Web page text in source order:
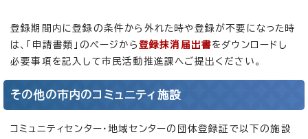
登録期間内に登録の条件から外れた時や登録が不要になった時
は、「申請書類」のページから 登録抹消届出書をダウンロードし
必要事項を記入して市民活動推進課へご提出ください。
その他の市内のコミュニティ施設
コミュニティセンター・地域センターの団体登録証で以下の施設